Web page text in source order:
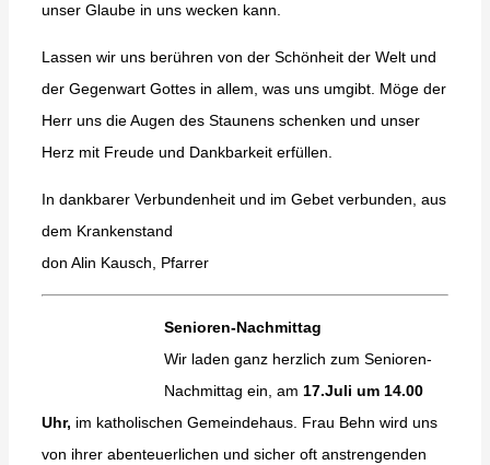
unser Glaube in uns wecken kann.
Lassen wir uns berühren von der Schönheit der Welt und
der Gegenwart Gottes in allem, was uns umgibt. Möge der
Herr uns die Augen des Staunens schenken und unser
Herz mit Freude und Dankbarkeit erfüllen.
In dankbarer Verbundenheit und im Gebet verbunden, aus
dem Krankenstand
don Alin Kausch, Pfarrer
Senioren-Nachmittag
Wir laden ganz herzlich zum Senioren-
Nachmittag ein, am 17.Juli um 14.00
Uhr, im katholischen Gemeindehaus. Frau Behn wird uns
von ihrer abenteuerlichen und sicher oft anstrengenden